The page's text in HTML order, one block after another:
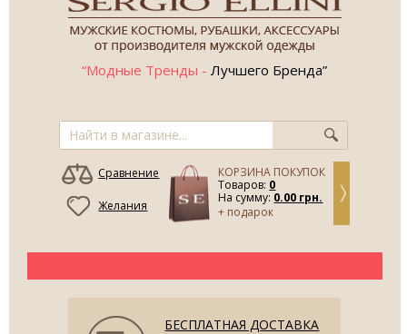
“Модные Тренды - Лучшего Бренда”
КОРЗИНА ПОКУПОК
Товаров: 0
На сумму: 0.00 грн.
+ подарок
Сравнение
Желания
БЕСПЛАТНАЯ ДОСТАВКА